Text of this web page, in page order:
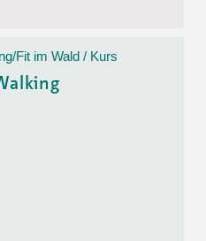
Fit im Wald / Kurs